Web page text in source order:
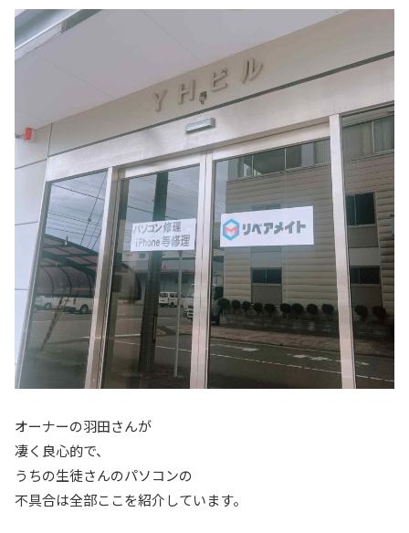
オーナーの羽田さんが
凄く良心的で、
うちの生徒さんのパソコンの
不具合は全部ここを紹介しています。